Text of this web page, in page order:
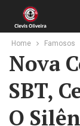
Home Famosos
Nova
SBT,
O